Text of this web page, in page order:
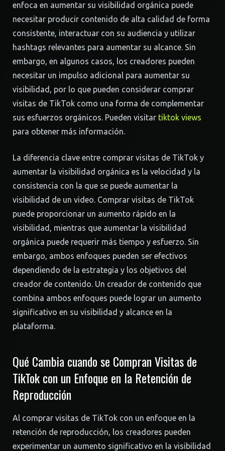
enfoca en aumentar su visibilidad orgánica puede
necesitar producir contenido de alta calidad de forma
consistente, interactuar con su audiencia y utilizar
hashtags relevantes para aumentar su alcance. Sin
embargo, en algunos casos, los creadores pueden
necesitar un impulso adicional para aumentar su
visibilidad, por lo que pueden considerar comprar
visitas de TikTok como una forma de complementar
sus esfuerzos orgánicos. Pueden visitar tiktok views
para obtener más información.
La diferencia clave entre comprar visitas de TikTok y
aumentar la visibilidad orgánica es la velocidad y la
consistencia con la que se puede aumentar la
visibilidad de un video. Comprar visitas de TikTok
puede proporcionar un aumento rápido en la
visibilidad, mientras que aumentar la visibilidad
orgánica puede requerir más tiempo y esfuerzo. Sin
embargo, ambos enfoques pueden ser efectivos
dependiendo de la estrategia y los objetivos del
creador de contenido. Un creador de contenido que
combina ambos enfoques puede lograr un aumento
significativo en su visibilidad y alcance en la
plataforma.
Qué Cambia cuando se Compran Visitas de
TikTok con un Enfoque en la Retención de
Reproducción
Al comprar visitas de TikTok con un enfoque en la
retención de reproducción, los creadores pueden
experimentar un aumento significativo en la visibilidad